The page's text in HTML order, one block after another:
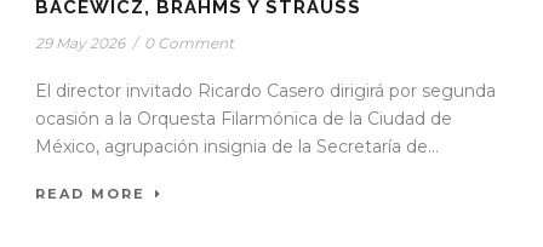
BACEWICZ, BRAHMS Y STRAUSS
29 May 2026 / 0 Comment
El director invitado Ricardo Casero dirigirá por segunda
ocasión a la Orquesta Filarmónica de la Ciudad de
México, agrupación insignia de la Secretaría de...
READ MORE